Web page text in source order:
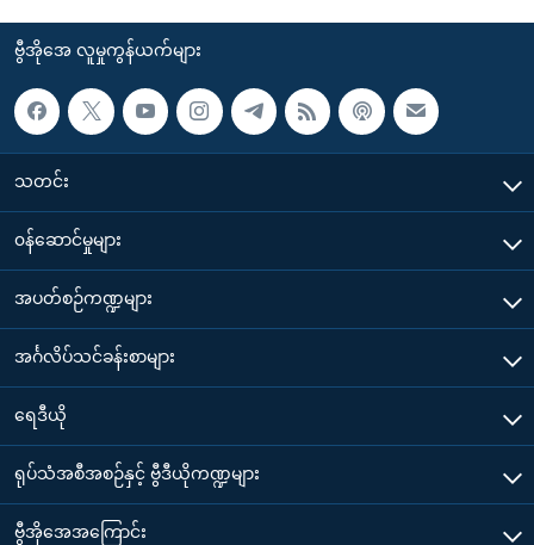
ဗွီအိုအေ လူမှုကွန်ယက်များ
သတင်း
၀န်ဆောင်မှုများ
အပတ်စဉ်ကဏ္ဍများ
အင်္ဂလိပ်သင်ခန်းစာများ
ရေဒီယို
ရုပ်သံအစီအစဉ်နှင့် ဗွီဒီယိုကဏ္ဍများ
ဗွီအိုအေအကြောင်း